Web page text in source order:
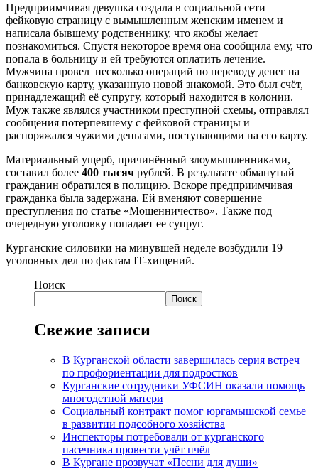
Предприимчивая девушка создала в социальной сети
фейковую страницу с вымышленным женским именем и
написала бывшему родственнику, что якобы желает
познакомиться. Спустя некоторое время она сообщила ему, что
попала в больницу и ей требуются оплатить лечение.
Мужчина провел несколько операций по переводу денег на
банковскую карту, указанную новой знакомой. Это был счёт,
принадлежащий её супругу, который находится в колонии.
Муж также являлся участником преступной схемы, отправлял
сообщения потерпевшему с фейковой страницы и
распоряжался чужими деньгами, поступающими на его карту.
Материальный ущерб, причинённый злоумышленниками,
составил более 400 тысяч рублей. В результате обманутый
гражданин обратился в полицию. Вскоре предприимчивая
гражданка была задержана. Ей вменяют совершение
преступления по статье «Мошенничество». Также под
очередную уголовку попадает ее супруг.
Курганские силовики на минувшей неделе возбудили 19
уголовных дел по фактам IT-хищений.
Поиск
Поиск
Свежие записи
В Курганской области завершилась серия встреч
по профориентации для подростков
Курганские сотрудники УФСИН оказали помощь
многодетной матери
Социальный контракт помог юргамышской семье
в развитии подсобного хозяйства
Инспекторы потребовали от курганского
пасечника провести учёт пчёл
В Кургане прозвучат «Песни для души»